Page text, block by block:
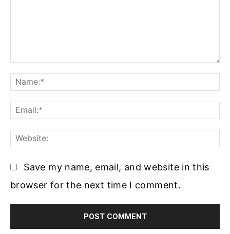
Save my name, email, and website in this
browser for the next time I comment.